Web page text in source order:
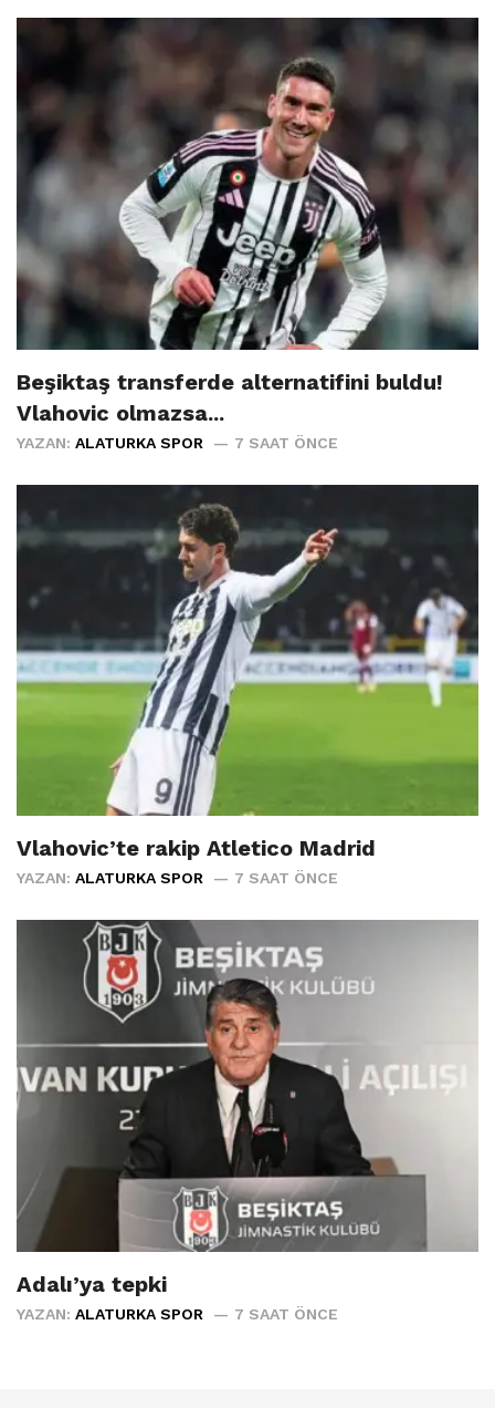
Beşiktaş transferde alternatifini buldu!
Vlahovic olmazsa...
YAZAN: ALATURKA SPOR 7 SAAT ÖNCE
Vlahovic’te rakip Atletico Madrid
YAZAN: ALATURKA SPOR 7 SAAT ÖNCE
Adalı’ya tepki
YAZAN: ALATURKA SPOR 7 SAAT ÖNCE